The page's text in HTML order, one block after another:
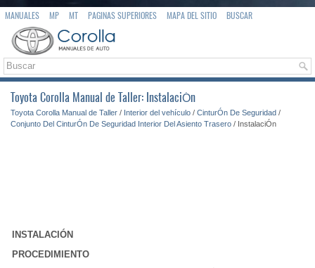
MANUALES MP MT PAGINAS SUPERIORES MAPA DEL SITIO BUSCAR
Toyota Corolla Manual de Taller: InstalaciÓn
Toyota Corolla Manual de Taller / Interior del vehículo / CinturÓn De Seguridad /
Conjunto Del CinturÓn De Seguridad Interior Del Asiento Trasero / InstalaciÓn
INSTALACIÓN
PROCEDIMIENTO